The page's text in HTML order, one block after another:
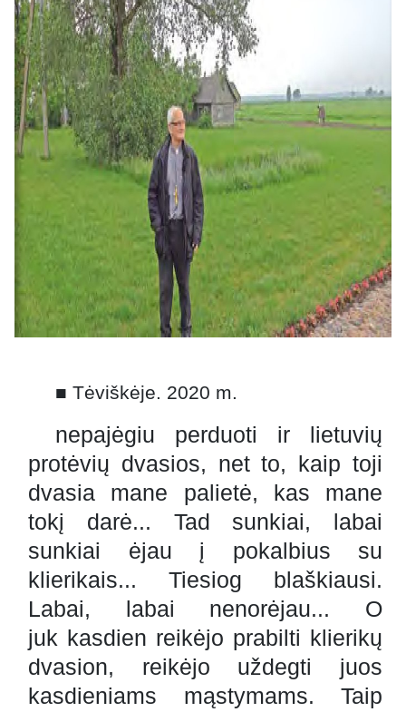
■ Tėviškėje. 2020 m.
nepajėgiu perduoti ir lietuvių
protėvių dvasios, net to, kaip toji
dvasia mane palietė, kas mane
tokį darė... Tad sunkiai, labai
sunkiai ėjau į pokalbius su
klierikais... Tiesiog blaškiausi.
Labai, labai nenorėjau... O
juk kasdien reikėjo prabilti klierikų
dvasion, reikėjo uždegti juos
kasdieniams mąstymams. Taip